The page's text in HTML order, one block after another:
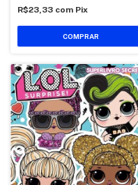
R$23,33 com Pix
COMPRAR